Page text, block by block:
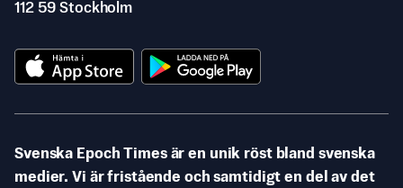
112 59 Stockholm
Svenska Epoch Times är en unik röst bland svenska
medier. Vi är fristående och samtidigt en del av det